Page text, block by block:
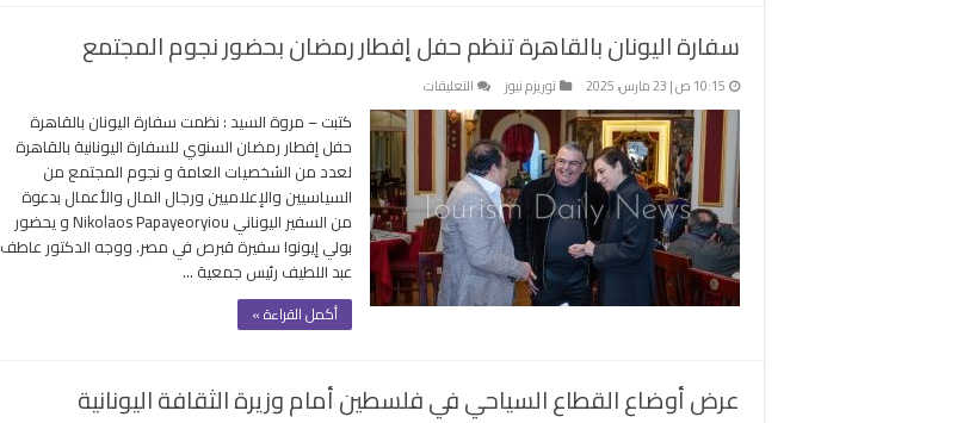
الحكومة
مغلقة
سفارة اليونان بالقاهرة تنظم حفل إفطار رمضان بحضور نجوم المجتمع
10:15 ص | 23 مارس، 2025 توريزم نيوز التعليقات
سفارة
اليونان
بالقاهرة
تنظم
حفل
إفطار
رمضان
بحضور
نجوم
كتبت – مروة السيد : نظمت سفارة اليونان بالقاهرة
حفل إفطار رمضان السنوي للسفارة اليونانية بالقاهرة
لعدد من الشخصيات العامة و نجوم المجتمع من
السياسيين والإعلاميين ورجال المال والأعمال بدعوة
من السفير اليوناني Nikolaos Papayeoryiou و يحضور
بولي إيونوا سفيرة قبرص في مصر. ووجه الدكتور عاطف
عبد اللطيف رئيس جمعية …
أكمل القراءة »
عرض أوضاع القطاع السياحي في فلسطين أمام وزيرة الثقافة اليونانية